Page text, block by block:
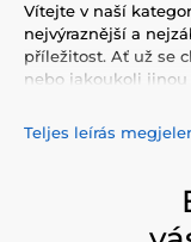
Vítejte v naší
nejvýraznější a
příležitost. Ať už se
nebo jakoukoli jinou
Naše nabídka
neonových barev a
bláznivé motivy,
jakémkoli davu.
Teljes leírás